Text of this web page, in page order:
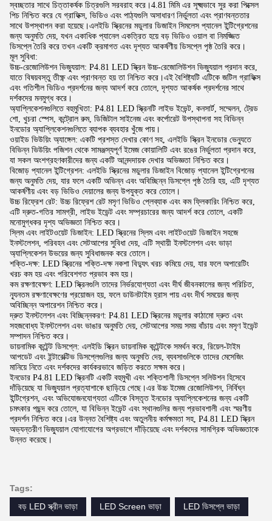
স্বচ্ছতার সাথে চিত্তাকর্ষক চিত্রগুলি সরবরাহ করে।4.81 মিমি এর সূক্ষ্মভাবে সুর করা পিক্সেল
পিচ নিশ্চিত করে যে গ্রাফিক্স, ভিডিও এবং পাঠ্যগুলি অসাধারণ নির্ভুলতা এবং প্রাণবন্ততার
সাথে উপস্থাপন করা হয়েছে।এলইডি স্ক্রিনের মডুলার ডিজাইন সিমলেস প্যানেল ইন্টিগ্রেশনের
জন্য অনুমতি দেয়, যখন একাধিক প্যানেল একত্রিত হয়ে বড় ভিডিও ওয়াল বা নিমজ্জিত
ডিসপ্লে তৈরি করে তখন একটি ক্রমাগত এবং দৃশ্যত আকর্ষণীয় ডিসপ্লে পৃষ্ঠ তৈরি করে।
মূল সুবিধা:
উচ্চ-রেজোলিউশন ভিজ্যুয়াল: P4.81 LED স্ক্রিন উচ্চ-রেজোলিউশন ভিজ্যুয়াল প্রদান করে,
যাতে বিষয়বস্তু তীক্ষ্ণ এবং প্রাণবন্ত হয় তা নিশ্চিত করে।এই বৈশিষ্ট্যটি এটিকে জটিল গ্রাফিক্স
এবং গতিশীল ভিডিও প্রদর্শনের জন্য আদর্শ করে তোলে, দৃশ্যত আকর্ষক প্রদর্শনের সাথে
দর্শকদের মনমুগ্ধ করে।
অ্যাপ্লিকেশনগুলিতে বহুমুখিতা: P4.81 LED স্ক্রিনটি লাইভ ইভেন্ট, কনসার্ট, সম্মেলন, ট্রেড
শো, খুচরা স্পেস, কন্ট্রোল রুম, ডিজিটাল সাইনেজ এবং কর্পোরেট উপস্থাপনা সহ বিভিন্ন
ইনডোর অ্যাপ্লিকেশনগুলিতে ব্যাপক ব্যবহার খুঁজে পায়।
ওয়াইড ভিউয়িং অ্যাঙ্গেল: একটি প্রশস্ত দেখার কোণ সহ, এলইডি স্ক্রিন ইনডোর ভেন্যুতে
বিভিন্ন ভিউয়িং পজিশন থেকে সামঞ্জস্যপূর্ণ ইমেজ কোয়ালিটি এবং রঙের নির্ভুলতা প্রদান করে,
যা সকল অংশগ্রহণকারীদের জন্য একটি আনন্দদায়ক দেখার অভিজ্ঞতা নিশ্চিত করে।
বিজোড় প্যানেল ইন্টিগ্রেশন: এলইডি স্ক্রিনের মডুলার ডিজাইন বিজোড় প্যানেল ইন্টিগ্রেশনের
জন্য অনুমতি দেয়, যার ফলে একটি অভিন্ন এবং অবিচ্ছিন্ন ডিসপ্লে পৃষ্ঠ তৈরি হয়, এটি দৃশ্যত
আকর্ষণীয় এবং বড় ভিডিও দেয়ালের জন্য উপযুক্ত করে তোলে।
উচ্চ রিফ্রেশ রেট: উচ্চ রিফ্রেশ রেট মসৃণ ভিডিও প্লেব্যাক এবং কম ফ্লিকারিং নিশ্চিত করে,
এটি দ্রুত-গতির সামগ্রী, লাইভ ইভেন্ট এবং সম্প্রচারের জন্য আদর্শ করে তোলে, একটি
মনোমুগ্ধকর দৃশ্য অভিজ্ঞতা নিশ্চিত করে।
স্লিম এবং লাইটওয়েট ডিজাইন: LED স্ক্রিনের স্লিম এবং লাইটওয়েট ডিজাইন সহজে
ইনস্টলেশন, পরিবহন এবং সেটআপের সুবিধা দেয়, এটি স্থায়ী ইনস্টলেশন এবং ভাড়া
অ্যাপ্লিকেশন উভয়ের জন্য সুবিধাজনক করে তোলে।
শক্তি-দক্ষ: LED স্ক্রিনের শক্তি-দক্ষ নকশা বিদ্যুৎ খরচ কমিয়ে দেয়, যার ফলে অপারেটিং
খরচ কম হয় এবং পরিবেশগত প্রভাব কম হয়।
কম রক্ষণাবেক্ষণ: LED স্ক্রিনগুলি তাদের নির্ভরযোগ্যতা এবং দীর্ঘ জীবনকালের জন্য পরিচিত,
ন্যূনতম রক্ষণাবেক্ষণের প্রয়োজন হয়, ফলে ডাউনটাইম হ্রাস পায় এবং দীর্ঘ সময়ের জন্য
অবিচ্ছিন্ন অপারেশন নিশ্চিত করে।
দ্রুত ইনস্টলেশন এবং বিচ্ছিন্নকরণ: P4.81 LED স্ক্রিনের মডুলার কাঠামো দ্রুত এবং
সহজবোধ্য ইনস্টলেশন এবং ভাঙার অনুমতি দেয়, সেটআপের সময় সময় বাঁচায় এবং মসৃণ ইভেন্ট
সম্পাদন নিশ্চিত করে।
ডায়নামিক কন্টেন্ট ডিসপ্লে: এলইডি স্ক্রিন ডায়নামিক কন্টেন্টকে সমর্থন করে, রিয়েল-টাইম
আপডেট এবং ইন্টারেক্টিভ ডিসপ্লেগুলির জন্য অনুমতি দেয়, ব্যবসাগুলিকে তাদের মেসেজিং
মানিয়ে নিতে এবং দর্শকদের কার্যকরভাবে জড়িত করতে সক্ষম করে।
ইনডোর P4.81 LED স্ক্রিনটি একটি বহুমুখী এবং শক্তিশালী ডিসপ্লে সলিউশন হিসেবে
দাঁড়িয়েছে যা ভিজ্যুয়াল প্রত্যাশাকে ছাড়িয়ে গেছে।এর উচ্চ ইমেজ রেজোলিউশন, নির্বিঘ্ন
ইন্টিগ্রেশন, এবং অভিযোজনযোগ্যতা এটিকে বিস্তৃত ইনডোর অ্যাপ্লিকেশনের জন্য একটি
চমৎকার পছন্দ করে তোলে, যা বিভিন্ন ইভেন্ট এবং স্থানগুলির জন্য প্রভাবশালী এবং স্মরণীয়
প্রদর্শন নিশ্চিত করে।এর উন্নত বৈশিষ্ট্য এবং অতুলনীয় কর্মক্ষমতা সহ, P4.81 LED স্ক্রিন
অভ্যন্তরীণ ভিজ্যুয়াল যোগাযোগের অগ্রভাগে দাঁড়িয়েছে এবং দর্শকদের সামগ্রিক অভিজ্ঞতাকে
উন্নত করেছে।
Tags:
বড় LED স্ক্রীন ভাড়া
LED Screen ভাড়া LED ডিসপ্লে ভাড়া